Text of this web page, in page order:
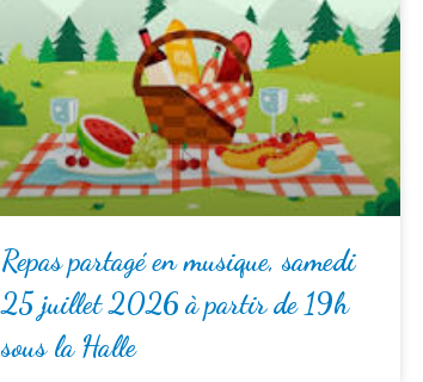
Repas partagé en musique, samedi
25 juillet 2026 à partir de 19h
sous la Halle